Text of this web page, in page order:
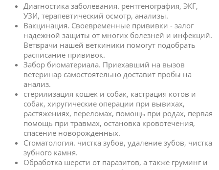
Диагностика заболевания. рентгенография, ЭКГ,
УЗИ, терапевтический осмотр, анализы.
Вакцинация. Своевременные прививки - залог
надежной защиты от многих болезней и инфекций.
Ветврачи нашей веткиники помогут подобрать
расписание прививок.
Забор биоматериала. Приехавший на вызов
ветеринар самостоятельно доставит пробы на
анализ.
стерилизация кошек и собак, кастрация котов и
собак, хиругические операции при вывихах,
растяжениях, переломах, помощь при родах, первая
помощь при травмах, остановка кровотечения,
спасение новорожденных.
Стоматология. чистка зубов, удаление зубов, чистка
зубного камня.
Обработка шерсти от паразитов, а также груминг и